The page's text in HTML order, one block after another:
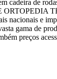
cadeira de
nacionais e
gama de
preços